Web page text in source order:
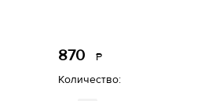
870 Р
Количество: